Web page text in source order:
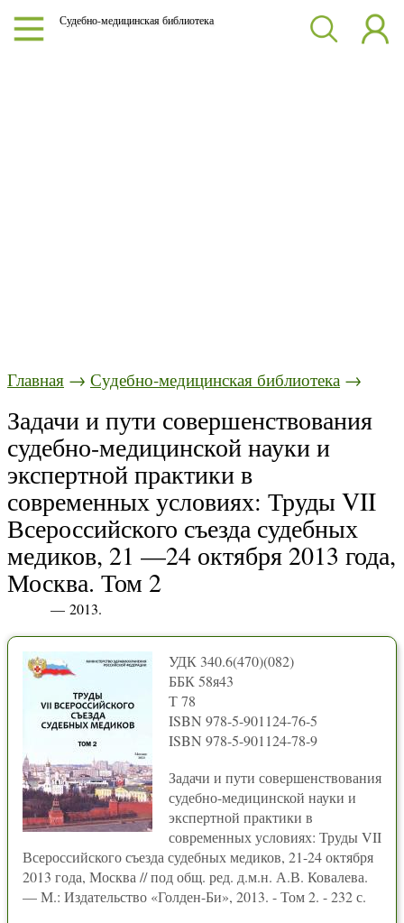
Судебно-медицинская библиотека
Главная → Судебно-медицинская библиотека →
Задачи и пути совершенствования
судебно-медицинской науки и
экспертной практики в
современных условиях: Труды VII
Всероссийского съезда судебных
медиков, 21 —24 октября 2013 года,
Москва. Том 2
— 2013.
УДК 340.6(470)(082)
ББК 58я43
Т 78
ISBN 978-5-901124-76-5
ISBN 978-5-901124-78-9
Задачи и пути совершенствования
судебно-медицинской науки и
экспертной практики в
современных условиях: Труды VII
Всероссийского съезда судебных медиков, 21-24 октября
2013 года, Москва // под общ. ред. д.м.н. А.В. Ковалева.
— М.: Издательство «Голден-Би», 2013. - Том 2. - 232 с.